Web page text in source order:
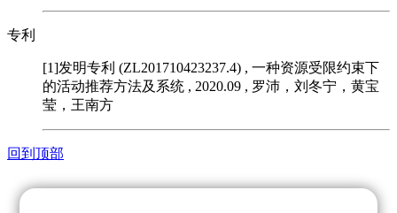
专利
[1]发明专利 (ZL201710423237.4) , 一种资源受限约束下
的活动推荐方法及系统 , 2020.09 , 罗沛，刘冬宁，黄宝
莹，王南方
回到顶部